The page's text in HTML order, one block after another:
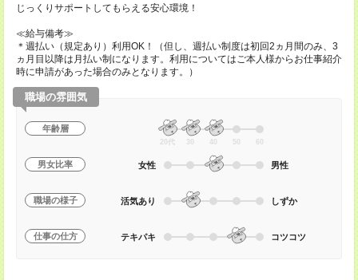
じっくりサポートしてもらえる安心環境！
≪給与備考≫
＊週払い（規定あり）利用OK！（但し、週払い制度は初回2ヵ月間のみ、3
ヵ月目以降は月払い制になります。利用についてはご本人様からお仕事紹介
時に申請があった場合のみとなります。）
職場の雰囲気
年齢層
20代 30 40 50 60
男女比率 女性 男性
職場の様子 活気あり しずか
仕事の仕方 テキパキ コツコツ